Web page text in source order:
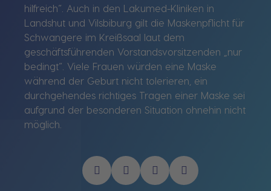
hilfreich“. Auch in den Lakumed-Kliniken in
Landshut und Vilsbiburg gilt die Maskenpflicht für
Schwangere im Kreißsaal laut dem
geschäftsführenden Vorstandsvorsitzenden „nur
bedingt“. Viele Frauen würden eine Maske
während der Geburt nicht tolerieren, ein
durchgehendes richtiges Tragen einer Maske sei
aufgrund der besonderen Situation ohnehin nicht
möglich.